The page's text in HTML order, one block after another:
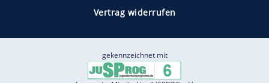
Vertrag widerrufen
gekennzeichnet mit